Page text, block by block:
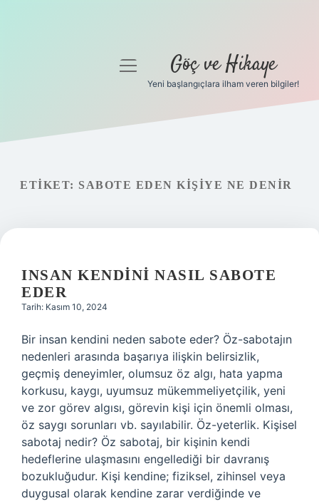
Gizlilik Politikası
menüyü
Göç ve Hikaye
Yeni başlangıçlara ilham veren bilgiler!
ETIKET: SABOTE EDEN KIŞIYE NE DENIR
INSAN KENDINI NASIL SABOTE
EDER
Tarih: Kasım 10, 2024
Bir insan kendini neden sabote eder? Öz-sabotajın
nedenleri arasında başarıya ilişkin belirsizlik,
geçmiş deneyimler, olumsuz öz algı, hata yapma
korkusu, kaygı, uyumsuz mükemmeliyetçilik, yeni
ve zor görev algısı, görevin kişi için önemli olması,
öz saygı sorunları vb. sayılabilir. Öz-yeterlik. Kişisel
sabotaj nedir? Öz sabotaj, bir kişinin kendi
hedeflerine ulaşmasını engellediği bir davranış
bozukluğudur. Kişi kendine; fiziksel, zihinsel veya
duygusal olarak kendine zarar verdiğinde ve